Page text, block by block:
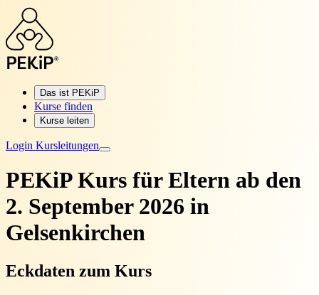
Das ist PEKiP
Kurse finden
Kurse leiten
Login Kursleitungen
PEKiP Kurs für Eltern ab den
2. September 2026 in
Gelsenkirchen
Eckdaten zum Kurs